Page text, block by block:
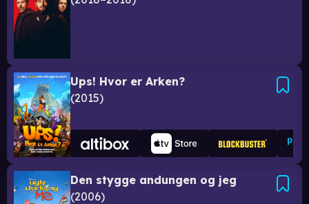
Ups! Hvor er Arken?
2015
Den stygge andungen og jeg
2006